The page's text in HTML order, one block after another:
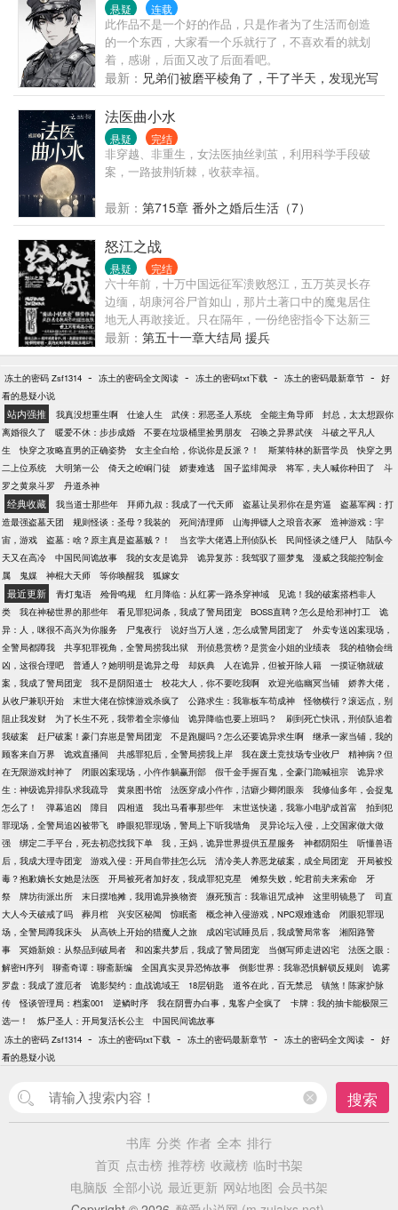
悬疑 连载
此作品不是一个好的作品，只是作者为了生活而创造
的一个东西，大家看一个乐就行了，不喜欢看的就划
着，感谢，后面又改了后面看吧。
最新： 兄弟们被磨平棱角了，干了半天，发现光写
字数没有用
法医曲小水
悬疑 完结
非穿越、非重生，女法医抽丝剥茧，利用科学手段破
案，一路披荆斩棘，收获幸福。
最新： 第715章 番外之婚后生活（7）
怒江之战
悬疑 完结
六十年前，十万中国远征军溃败怒江，五万英灵长存
边缅，胡康河谷尸首如山，那片土著口中的魔鬼居住
地无人再敢接近。只在隔年，一份绝密指令下达新三
十八师，一支特别分队不容打探、不容质疑、绝对服
从，潜入野人山执行不知终点的任务。他们要去寻找
什么？那片看似平常的丛林为什么如同拥有生命一
最新： 第五十一章大结局 援兵
冻土的密码 Zsf1314 - 冻土的密码全文阅读 - 冻土的密码txt下载 - 冻土的密码最新章节 - 好
看的悬疑小说
站内强推 我真没想重生啊 仕途人生 武侠：邪恶圣人系统 全能主角导师
封总，太太想跟你
离婚很久了
暖爱不休：步步成婚 不要在垃圾桶里捡男朋友 召唤之异界武侠
斗破之平凡人
生
快穿之攻略直男的正确姿势 女主全白给，你说你是反派？！ 斯莱特林的新晋学员
快穿之男
二上位系统
大明第一公 倚天之崆峒门徒 娇妻难逃 国子监绯闻录 将军，夫人喊你种田了
斗
罗之黄泉斗罗
丹道杀神
经典收藏 我当道士那些年 拜师九叔：我成了一代天师 盗墓让吴邪你在是穷逼
盗墓军阀：打
造最强盗墓天团
规则怪谈：圣母？我装的 死间清理师 山海押镖人之琅音衣冢
造神游戏：宇
宙，游戏
盗墓：啥？原主真是盗墓贼？！ 当玄学大佬遇上刑侦队长 民间怪谈之缝尸人
陆队今
天又在高冷
中国民间诡故事 我的女友是诡异 诡异复苏：我驾驭了噩梦鬼
漫威之我能控制金
属
鬼媒 神棍大天师 等你唤醒我 狐嫁女
最近更新 青灯鬼语 殓骨鸣规 红月降临：从红雾一路杀穿神域
见诡！我的破案搭档非人
类
我在神秘世界的那些年 看见罪犯词条，我成了警局团宠 BOSS直聘？怎么是给邪神打工
诡
异：人，咪很不高兴为你服务
尸鬼夜行 说好当万人迷，怎么成警局团宠了
外卖专送凶案现场，
全警局都蹲我
共享犯罪视角，全警局捞我出狱 刑侦悬赏榜？是赏金小姐的业绩表
我的植物会缉
凶，这很合理吧
普通人？她明明是诡异之母 却妖典 人在诡异，但被开除人籍
一摸证物就破
案，我成了警局团宠
我不是阴阳道士 校花大人，你不要吃我啊 欢迎光临幽冥当铺
娇养大佬，
从收尸兼职开始
末世大佬在惊悚游戏杀疯了 公路求生：我靠板车苟成神
怪物横行？滚远点，别
阻止我发财
为了长生不死，我带着全宗修仙 诡异降临也要上班吗？
刷到死亡快讯，刑侦队追着
我破案
赶尸破案！豪门弃崽是警局团宠 不是跑腿吗？怎么还要诡异求生啊
继承一家当铺，我的
顾客来自万界
诡戏直播间 共感罪犯后，全警局捞我上岸 我在废土竞技场专业收尸
精神病？但
在无限游戏封神了
闭眼凶案现场，小仵作躺赢刑部 假千金手握百鬼，全豪门跪喊祖宗
诡异求
生：神级诡异排队求我疏导
黄泉图书馆 法医穿成小仵作，洁癖少卿闭眼亲
我修仙多年，会捉鬼
怎么了！
弹幕追凶 障目 四相道 我出马看事那些年 末世送快递，我靠小电驴成首富
拍到犯
罪现场，全警局追凶被带飞
睁眼犯罪现场，警局上下听我墙角
灵异论坛入侵，上交国家做大做
强
绑定二手平台，死去初恋找我下单 我，王妈，诡异世界提供五星服务 神都阴阳生
听懂兽语
后，我成大理寺团宠
游戏入侵：开局自带挂怎么玩 清冷美人养恶龙破案，成全局团宠
开局被投
毒？抱歉嫡长女她是法医
开局被死者加好友，我成罪犯克星 傩祭失败，蛇君前夫来索命
牙
祭
牌坊街派出所 末日摆地摊，我用诡异换物资 濒死预言：我靠诅咒成神 这里明镜悬了
司直
大人今天破戒了吗
葬月棺 兴安区秘闻 惊眠斋 概念神入侵游戏，NPC艰难逃命
闭眼犯罪现
场，全警局蹲我床头
从高铁上开始的猎魔人之旅 成凶宅试睡员后，我成警局常客
湘阳路警
事
冥婚新娘：从祭品到破局者 和凶案共梦后，我成了警局团宠 当侧写师走进凶宅
法医之眼：
解密H序列
聊斋奇谭：聊斋新编 全国真实灵异恐怖故事 倒影世界：我靠恐惧解锁反规则
诡雾
罗盘：我成了渡厄者
诡影契约：血战诡域王 18层钥匙 道爷在此，百无禁忌
镇煞！陈家护脉
传
怪谈管理局：档案001 逆鳞时序 我在阴曹办白事，鬼客户全疯了
卡牌：我的抽卡能极限三
选一！
炼尸圣人：开局复活长公主
中国民间诡故事
冻土的密码 Zsf1314 - 冻土的密码txt下载 - 冻土的密码最新章节 - 冻土的密码全文阅读 - 好
看的悬疑小说
搜索
书库 分类 作者 全本 排行
首页 点击榜 推荐榜 收藏榜 临时书架
电脑版 全部小说 最近更新 网站地图 会员书架